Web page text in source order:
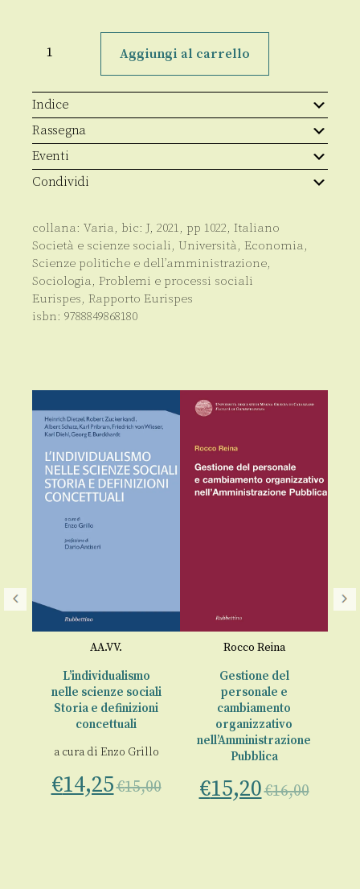
Rapporto
quantità
Aggiungi al carrello
Indice
Rassegna
Eventi
Condividi
collana: Varia, bic: J, 2021, pp 1022, Italiano
Società e scienze sociali, Università, Economia,
Scienze politiche e dell’amministrazione,
Sociologia, Problemi e processi sociali
Eurispes, Rapporto Eurispes
isbn: 9788849868180
AA.VV.
L’individualismo
nelle scienze sociali
Storia e definizioni
concettuali
a cura di Enzo Grillo
€14,25€15,00
Rocco Reina
Gestione del
personale e
cambiamento
organizzativo
nell’Amministrazione
Pubblica
€15,20€16,00